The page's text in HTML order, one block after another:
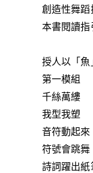
創造性舞蹈
本書閱讀指
授人以「魚
第一模組
千絲萬縷
我型我塑
音符動起來
符號會跳舞
詩詞躍出紙